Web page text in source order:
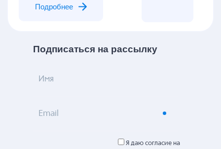
Подробнее
Подписаться на рассылку
Имя
Email
Я даю согласие на